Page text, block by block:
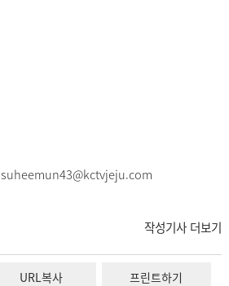
suheemun43@kctvjeju.com
작성기사 더보기
URL복사 프린트하기